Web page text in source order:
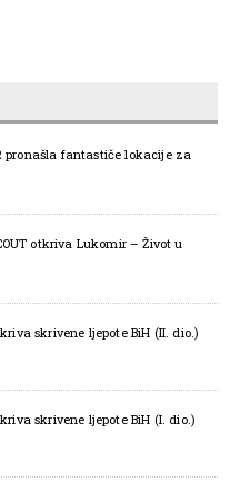
pronašla fantastiče lokacije za
otkriva Lukomir – Život u
skrivene ljepote BiH (II. dio.)
skrivene ljepote BiH (I. dio.)